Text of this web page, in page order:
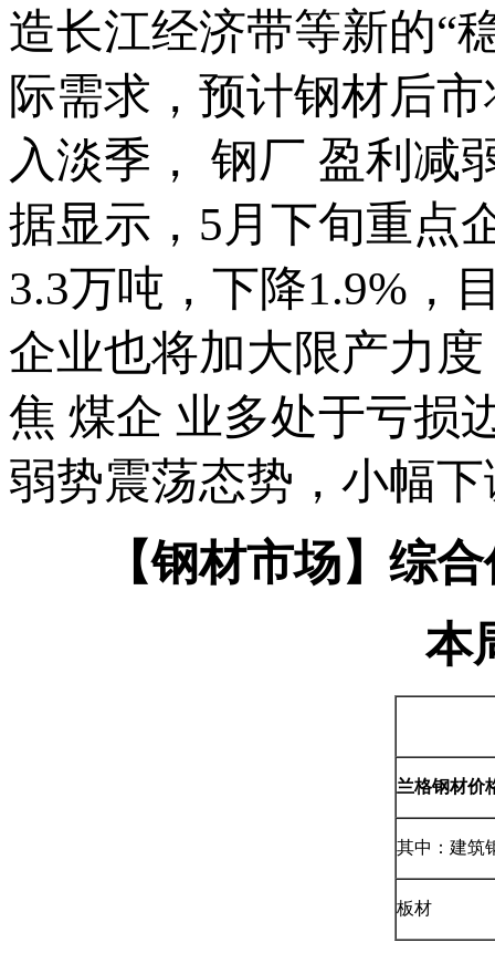
造长江经济带等新的“
际需求，预计钢材后
入淡季， 钢厂 盈利减
据显示，5月下旬重点
3.3万吨，下降1.9%，
企业也将加大限产力
焦 煤企 业多处于亏损
弱势震荡态势，小幅
【钢材市场】综合
本
兰格钢材价
其中：建筑
板材